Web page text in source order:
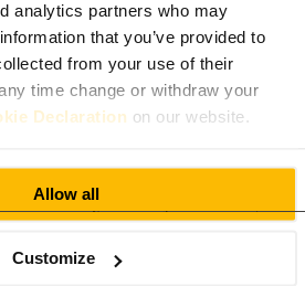
analytics partners who may
that you’ve provided to
from your use of their
time change or withdraw your
Declaration on our website.
Allow all
Customize
met toonbank en een paar tafels.
en simpele snacks op het menu.
Vlotte service gericht op afhalen
je kop mee als je haast hebt. Kies een tafel
en licht nodig hebt. Heb je werk te doen,
buiten de ochtendspits. Betaal contactloos
blogs/locations/paddington?utm_so